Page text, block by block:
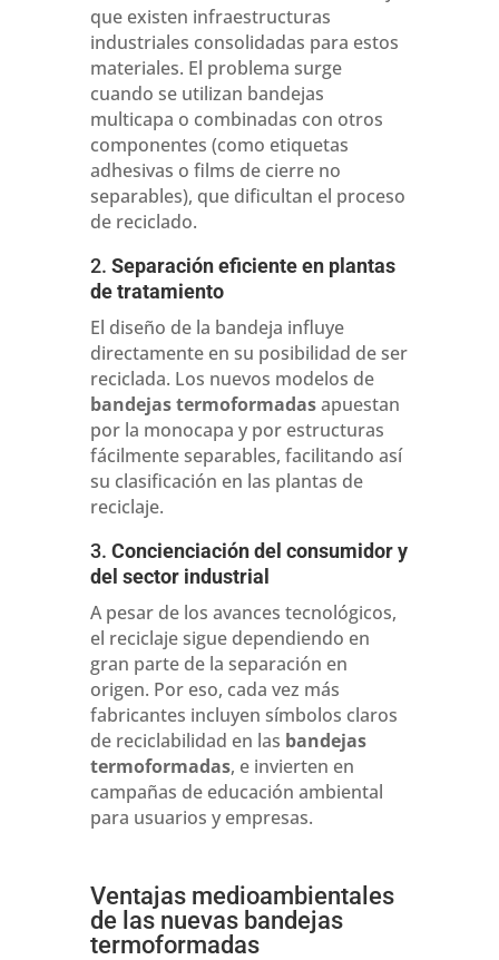
que existen infraestructuras
industriales consolidadas para estos
materiales. El problema surge
cuando se utilizan bandejas
multicapa o combinadas con otros
componentes (como etiquetas
adhesivas o films de cierre no
separables), que dificultan el proceso
de reciclado.
2. Separación eficiente en plantas
de tratamiento
El diseño de la bandeja influye
directamente en su posibilidad de ser
reciclada. Los nuevos modelos de
bandejas termoformadasapuestan
por la monocapa y por estructuras
fácilmente separables, facilitando así
su clasificación en las plantas de
reciclaje.
3. Concienciación del consumidor y
del sector industrial
A pesar de los avances tecnológicos,
el reciclaje sigue dependiendo en
gran parte de la separación en
origen. Por eso, cada vez más
fabricantes incluyen símbolos claros
de reciclabilidad en las bandejas
termoformadas, e invierten en
campañas de educación ambiental
para usuarios y empresas.
Ventajas medioambientales
de las nuevas bandejas
termoformadas